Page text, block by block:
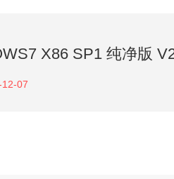
X86 SP1 纯净版
07